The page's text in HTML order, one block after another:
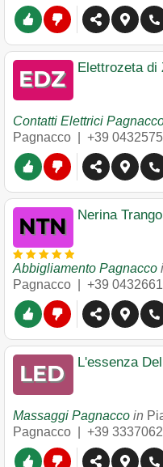
Elettrozeta di
Contatti Elettrici
Pagnacco
+39
Nerina
Abbigliamento Pagnacco
Pagnacco
+39
L'essenza
Massaggi Pagnacco in
Pagnacco
+39